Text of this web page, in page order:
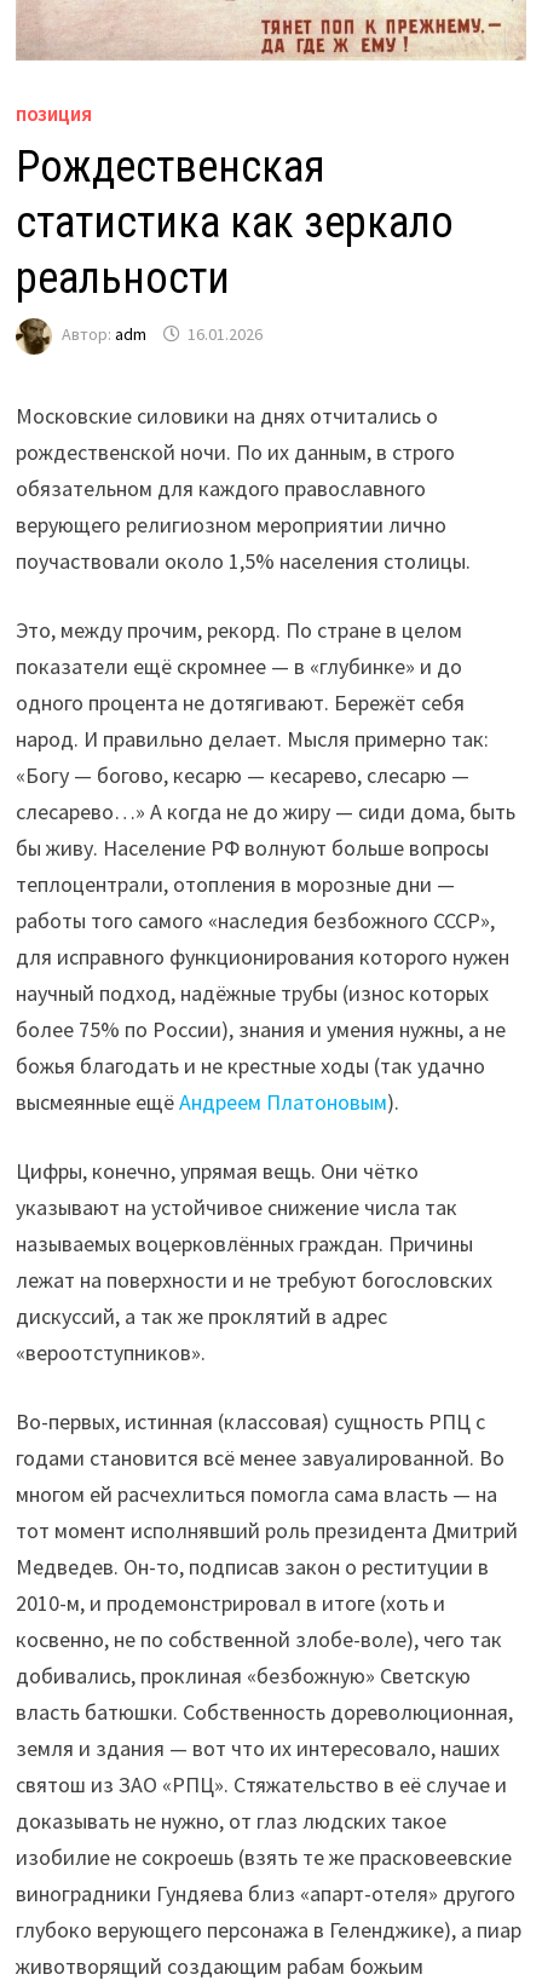
ПОЗИЦИЯ
Рождественская
статистика как зеркало
реальности
Автор: adm 16.01.2026
Московские силовики на днях отчитались о
рождественской ночи. По их данным, в строго
обязательном для каждого православного
верующего религиозном мероприятии лично
поучаствовали около 1,5% населения столицы.
Это, между прочим, рекорд. По стране в целом
показатели ещё скромнее — в «глубинке» и до
одного процента не дотягивают. Бережёт себя
народ. И правильно делает. Мысля примерно так:
«Богу — богово, кесарю — кесарево, слесарю —
слесарево…» А когда не до жиру — сиди дома, быть
бы живу. Население РФ волнуют больше вопросы
теплоцентрали, отопления в морозные дни —
работы того самого «наследия безбожного СССР»,
для исправного функционирования которого нужен
научный подход, надёжные трубы (износ которых
более 75% по России), знания и умения нужны, а не
божья благодать и не крестные ходы (так удачно
высмеянные ещёАндреем Платоновым).
Цифры, конечно, упрямая вещь. Они чётко
указывают на устойчивое снижение числа так
называемых воцерковлённых граждан. Причины
лежат на поверхности и не требуют богословских
дискуссий, а так же проклятий в адрес
«вероотступников».
Во-первых, истинная (классовая) сущность РПЦ с
годами становится всё менее завуалированной. Во
многом ей расчехлиться помогла сама власть — на
тот момент исполнявший роль президента Дмитрий
Медведев. Он-то, подписав закон о реституции в
2010-м, и продемонстрировал в итоге (хоть и
косвенно, не по собственной злобе-воле), чего так
добивались, проклиная «безбожную» Светскую
власть батюшки. Собственность дореволюционная,
земля и здания — вот что их интересовало, наших
святош из ЗАО «РПЦ». Стяжательство в её случае и
доказывать не нужно, от глаз людских такое
изобилие не сокроешь (взять те же прасковеевские
виноградники Гундяева близ «апарт-отеля» другого
глубоко верующего персонажа в Геленджике), а пиар
животворящий создающим рабам божьим